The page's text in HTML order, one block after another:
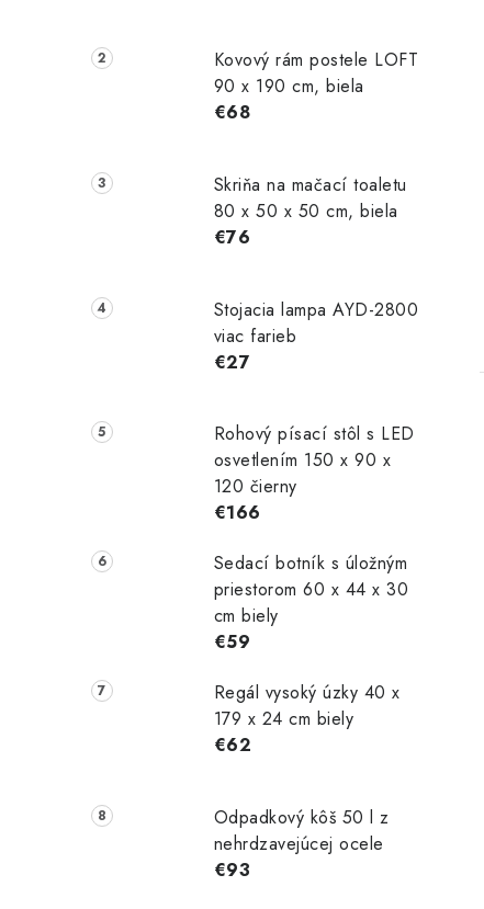
Kovový rám postele LOFT
90 x 190 cm, biela
€68
Skriňa na mačací toaletu
80 x 50 x 50 cm, biela
€76
Stojacia lampa AYD-2800
viac farieb
€27
Rohový písací stôl s LED
osvetlením 150 x 90 x
120 čierny
€166
Sedací botník s úložným
priestorom 60 x 44 x 30
cm biely
€59
Regál vysoký úzky 40 x
179 x 24 cm biely
€62
Odpadkový kôš 50 l z
nehrdzavejúcej ocele
€93